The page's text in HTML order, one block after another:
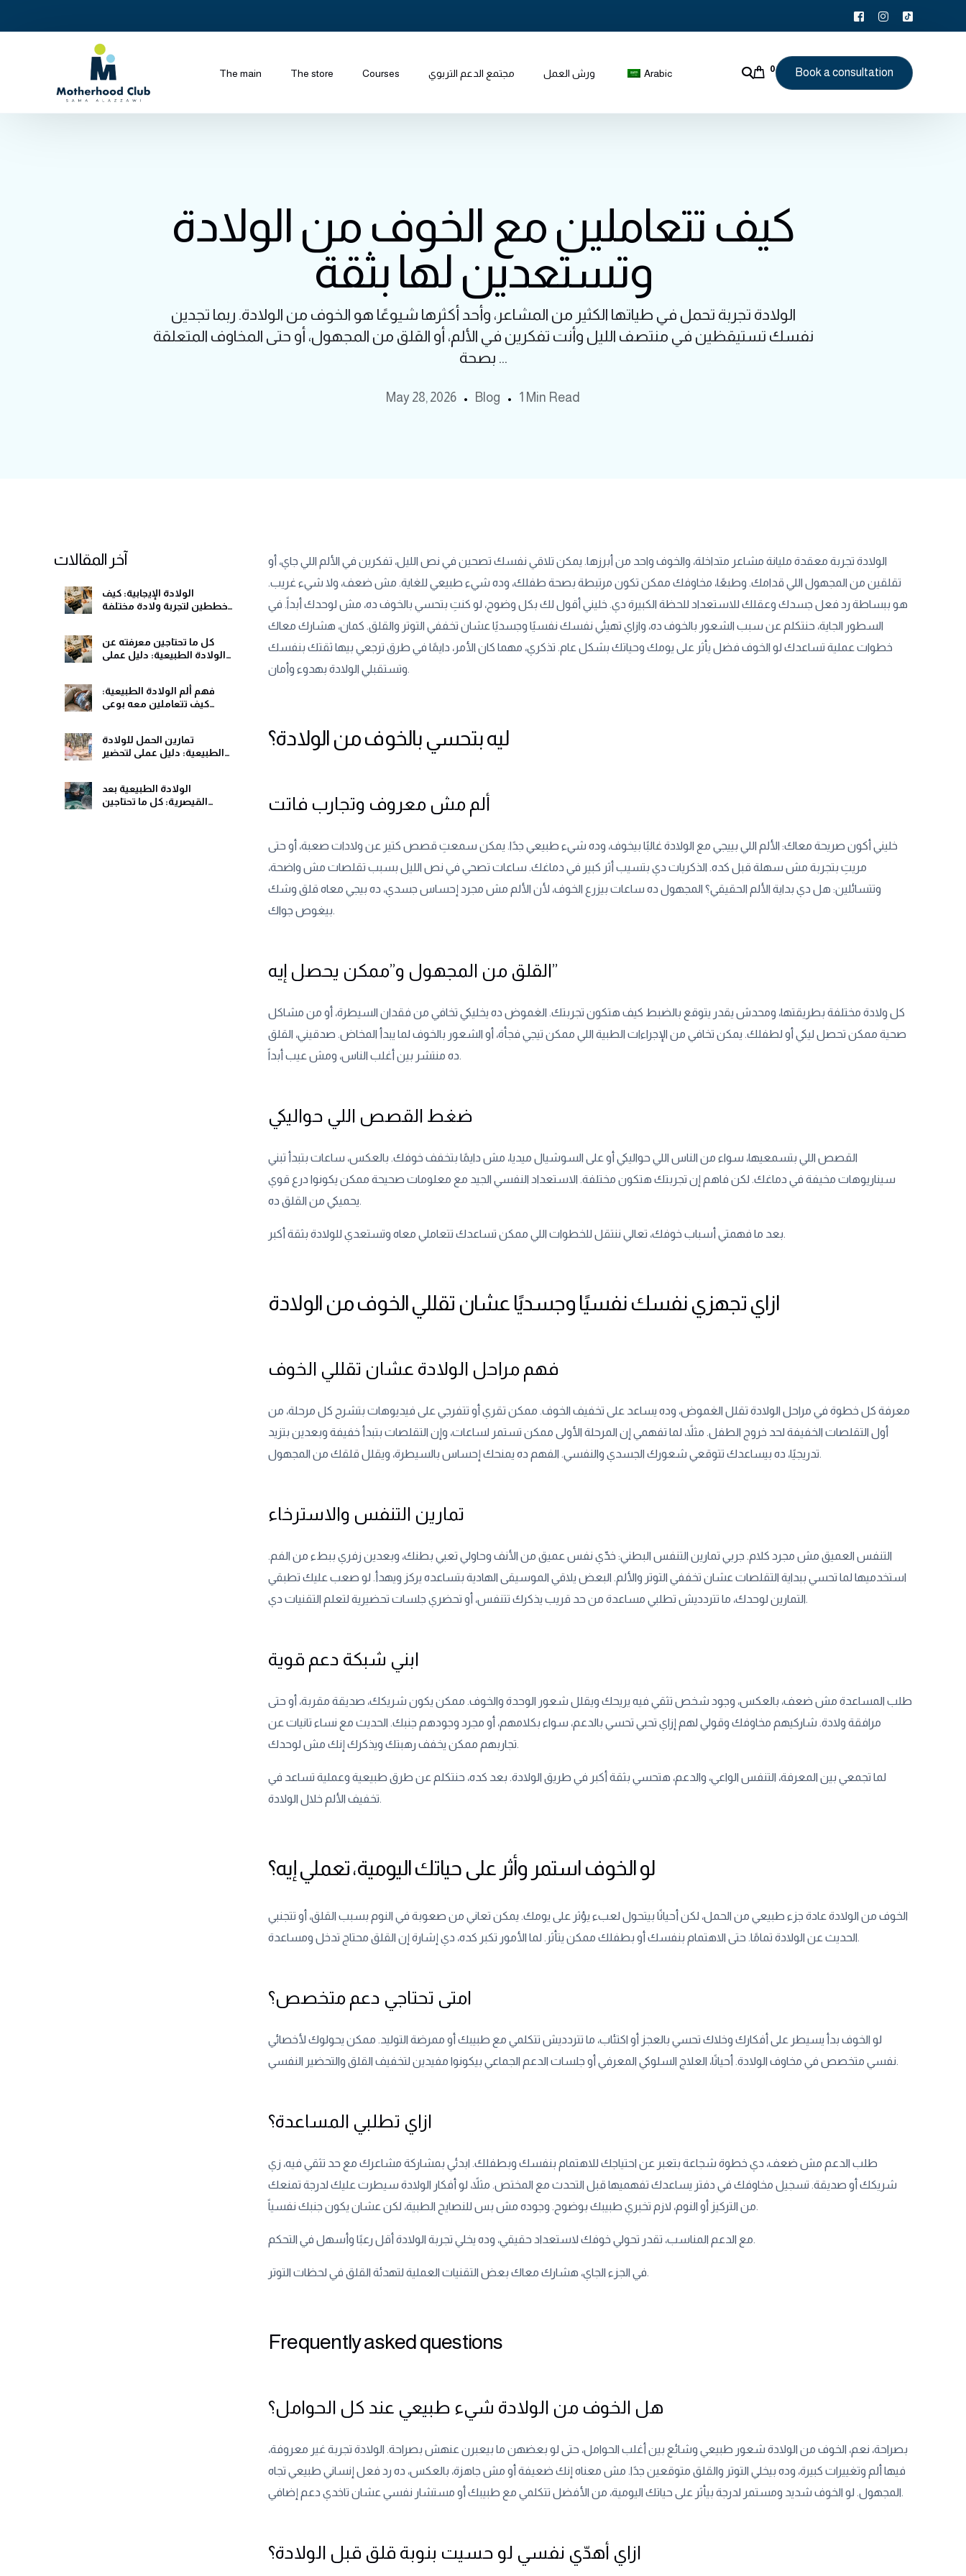
The main The store Courses مجتمع الدعم التربوي ورش العمل Arabic 0 Book a consultation
كيف تتعاملين مع الخوف من الولادة
وتستعدين لها بثقة
الولادة تجربة تحمل في طياتها الكثير من المشاعر، وأحد أكثرها شيوعًا هو الخوف من الولادة. ربما تجدين
نفسك تستيقظين في منتصف الليل وأنت تفكرين في الألم، أو القلق من المجهول، أو حتى المخاوف المتعلقة
بصحة ...
May 28, 2026 Blog 1 Min Read
الولادة تجربة معقدة مليانة مشاعر متداخلة، والخوف واحد من أبرزها. يمكن تلاقي نفسك تصحين في نص الليل، تفكرين في الألم اللي جاي، أو
تقلقين من المجهول اللي قدامك. وطبعًا، مخاوفك ممكن تكون مرتبطة بصحة طفلك، وده شيء طبيعي للغاية. مش ضعف، ولا شيء غريب.
هو ببساطة رد فعل جسدك وعقلك للاستعداد للحظة الكبيرة دي. خليني أقول لك بكل وضوح، لو كنتِ بتحسي بالخوف ده، مش لوحدك أبداً. في
السطور الجاية، حنتكلم عن سبب الشعور بالخوف ده، وازاي تهيئي نفسك نفسيًا وجسديًا عشان تخففي التوتر والقلق. كمان، هشارك معاك
خطوات عملية تساعدك لو الخوف فضل يأثر على يومك وحياتك بشكل عام. تذكري، مهما كان الأمر، دايمًا في طرق ترجعي بيها ثقتك بنفسك
وتستقبلي الولادة بهدوء وأمان.
ليه بتحسي بالخوف من الولادة؟
ألم مش معروف وتجارب فاتت
خليني أكون صريحة معاك: الألم اللي بييجي مع الولادة غالبًا بيخوف، وده شيء طبيعي جدًا. يمكن سمعتِ قصص كتير عن ولادات صعبة، أو حتى
مريتِ بتجربة مش سهلة قبل كده. الذكريات دي بتسيب أثر كبير في دماغك. ساعات تصحي في نص الليل بسبب تقلصات مش واضحة،
وتتسائلين: هل دي بداية الألم الحقيقي؟ المجهول ده ساعات بيزرع الخوف، لأن الألم مش مجرد إحساس جسدي، ده بيجي معاه قلق وشك
بيغوص جواك.
القلق من المجهول و”ممكن يحصل إيه”
كل ولادة مختلفة بطريقتها، ومحدش يقدر يتوقع بالضبط كيف هتكون تجربتك. الغموض ده يخليكي تخافي من فقدان السيطرة، أو من مشاكل
صحية ممكن تحصل ليكي أو لطفلك. يمكن تخافي من الإجراءات الطبية اللي ممكن تيجي فجأة، أو الشعور بالخوف لما يبدأ المخاض. صدقيني، القلق
ده منتشر بين أغلب الناس، ومش عيب أبداً.
ضغط القصص اللي حواليكي
القصص اللي بتسمعيها، سواء من الناس اللي حواليكي أو على السوشيال ميديا، مش دايمًا بتخفف خوفك. بالعكس، ساعات بتبدأ تبني
سيناريوهات مخيفة في دماغك. لكن فاهم إن تجربتك هتكون مختلفة. الاستعداد النفسي الجيد مع معلومات صحيحة ممكن يكونوا درع قوي
يحميكي من القلق ده.
بعد ما فهمتي أسباب خوفك، تعالي ننتقل للخطوات اللي ممكن تساعدك تتعاملي معاه وتستعدي للولادة بثقة أكبر.
ازاي تجهزي نفسك نفسيًا وجسديًا عشان تقللي الخوف من الولادة
فهم مراحل الولادة عشان تقللي الخوف
معرفة كل خطوة في مراحل الولادة تقلل الغموض، وده يساعد على تخفيف الخوف. ممكن تقري أو تتفرجي على فيديوهات بتشرح كل مرحلة، من
أول التقلصات الخفيفة لحد خروج الطفل. مثلاً، لما تفهمي إن المرحلة الأولى ممكن تستمر لساعات، وإن التقلصات بتبدأ خفيفة وبعدين بتزيد
تدريجيًا، ده بيساعدك تتوقعي شعورك الجسدي والنفسي. الفهم ده يمنحك إحساس بالسيطرة، ويقلل قلقك من المجهول.
تمارين التنفس والاسترخاء
التنفس العميق مش مجرد كلام. جربي تمارين التنفس البطني: خدّي نفس عميق من الأنف وحاولي تعبي بطنك، وبعدين زفري ببطء من الفم.
استخدميها لما تحسي ببداية التقلصات عشان تخففي التوتر والألم. البعض يلاقي الموسيقى الهادية بتساعده يركز ويهدأ. لو صعب عليك تطبقي
التمارين لوحدك، ما تتردديش تطلبي مساعدة من حد قريب يذكرك تتنفس، أو تحضري جلسات تحضيرية لتعلم التقنيات دي.
ابني شبكة دعم قوية
طلب المساعدة مش ضعف، بالعكس، وجود شخص تثقي فيه يريحك ويقلل شعور الوحدة والخوف. ممكن يكون شريكك، صديقة مقربة، أو حتى
مرافقة ولادة. شاركيهم مخاوفك وقولي لهم إزاي تحبي تحسي بالدعم، سواء بكلامهم، أو مجرد وجودهم جنبك. الحديث مع نساء تانيات عن
تجاربهم ممكن يخفف رهبتك ويذكرك إنك مش لوحدك.
لما تجمعي بين المعرفة، التنفس الواعي، والدعم، هتحسي بثقة أكبر في طريق الولادة. بعد كده، حنتكلم عن طرق طبيعية وعملية تساعد في
تخفيف الألم خلال الولادة.
لو الخوف استمر وأثر على حياتك اليومية، تعملي إيه؟
الخوف من الولادة عادة جزء طبيعي من الحمل، لكن أحيانًا بيتحول لعبء يؤثر على يومك. يمكن تعاني من صعوبة في النوم بسبب القلق، أو تتجنبي
الحديث عن الولادة تمامًا. حتى الاهتمام بنفسك أو بطفلك ممكن يتأثر. لما الأمور تكبر كده، دي إشارة إن القلق محتاج تدخل ومساعدة.
امتى تحتاجي دعم متخصص؟
لو الخوف بدأ يسيطر على أفكارك وخلاك تحسي بالعجز أو اكتئاب، ما تتردديش تتكلمي مع طبيبك أو ممرضة التوليد. ممكن يحولوك لأخصائي
نفسي متخصص في مخاوف الولادة. أحيانًا، العلاج السلوكي المعرفي أو جلسات الدعم الجماعي بيكونوا مفيدين لتخفيف القلق والتحضير النفسي.
ازاي تطلبي المساعدة؟
طلب الدعم مش ضعف، دي خطوة شجاعة بتعبر عن احتياجك للاهتمام بنفسك وبطفلك. ابدئي بمشاركة مشاعرك مع حد تثقي فيه، زي
شريكك أو صديقة. تسجيل مخاوفك في دفتر يساعدك تفهميها قبل التحدث مع المختص. مثلاً، لو أفكار الولادة سيطرت عليك لدرجة تمنعك
من التركيز أو النوم، لازم تخبري طبيبك بوضوح. وجوده مش بس للنصايح الطبية، لكن عشان يكون جنبك نفسياً.
مع الدعم المناسب، تقدر تحولي خوفك لاستعداد حقيقي، وده يخلي تجربة الولادة أقل رعبًا وأسهل في التحكم.
في الجزء الجاي، هشارك معاك بعض التقنيات العملية لتهدئة القلق في لحظات التوتر.
Frequently asked questions
هل الخوف من الولادة شيء طبيعي عند كل الحوامل؟
بصراحة، نعم، الخوف من الولادة شعور طبيعي وشائع بين أغلب الحوامل، حتى لو بعضهن ما بيعبرن عنهش بصراحة. الولادة تجربة غير معروفة،
فيها ألم وتغييرات كبيرة، وده بيخلي التوتر والقلق متوقعين جدًا. مش معناه إنك ضعيفة أو مش جاهزة، بالعكس، ده رد فعل إنساني طبيعي تجاه
المجهول. لو الخوف شديد ومستمر لدرجة بيأثر على حياتك اليومية، من الأفضل تتكلمي مع طبيبك أو مستشار نفسي عشان تاخدي دعم إضافي.
ازاي أهدّي نفسي لو حسيت بنوبة قلق قبل الولادة؟
آخر المقالات
الولادة الإيجابية: كيف
تخططين لتجربة ولادة مختلفة
كل ما تحتاجين معرفته عن
الولادة الطبيعية: دليل عملي
فهم ألم الولادة الطبيعية:
كيف تتعاملين معه بوعي
تمارين الحمل للولادة
الطبيعية: دليل عملي لتحضير
الولادة الطبيعية بعد
القيصرية: كل ما تحتاجين